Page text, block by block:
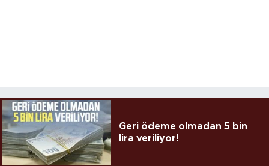
Geri ödeme olmadan 5 bin
lira veriliyor!